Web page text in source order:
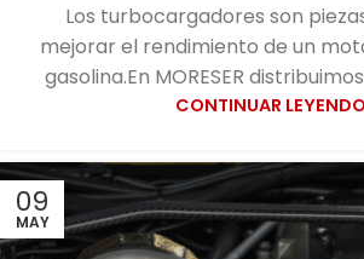
Los turbocargadores son
mejorar el rendimiento de un
gasolina.En MORESER
CONTINUAR LEYENDO
09
MAY